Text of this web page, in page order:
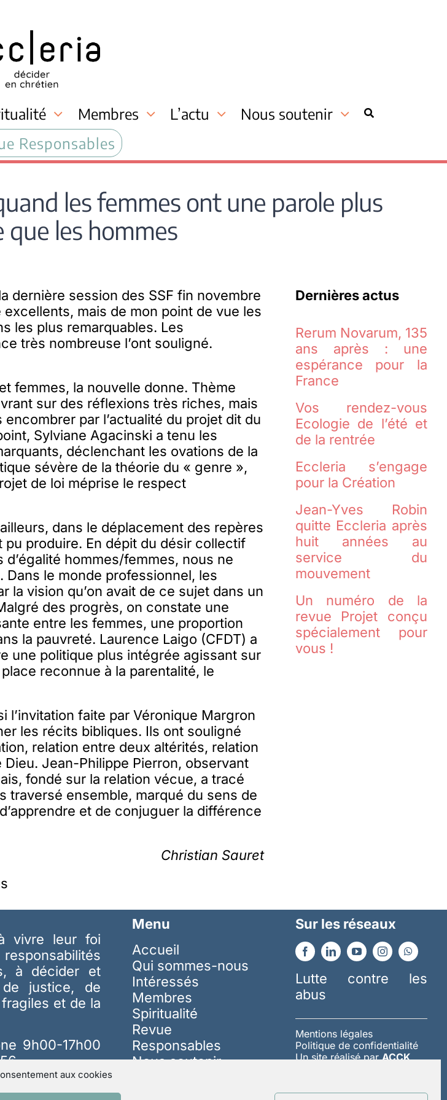
aux cookies
Membres L’actu
Nous soutenir
Responsables
les femmes ont une parole plus
que les hommes
dernière session des SSF fin novembre
excellents, mais de mon point de vue les
les plus remarquables. Les
très nombreuse l’ont souligné.
femmes, la nouvelle donne. Thème
sur des réflexions très riches, mais
encombrer par l’actualité du projet dit du
Sylviane Agacinski a tenu les
déclenchant les ovations de la
sévère de la théorie du « genre »,
de loi méprise le respect
dans le déplacement des repères
pu produire. En dépit du désir collectif
hommes/femmes, nous ne
le monde professionnel, les
la vision qu’on avait de ce sujet dans un
des progrès, on constate une
entre les femmes, une proportion
la pauvreté. Laurence Laigo (CFDT) a
une politique plus intégrée agissant sur
reconnue à la parentalité, le
l’invitation faite par Véronique Margron
les récits bibliques. Ils ont souligné
relation entre deux altérités, relation
Dieu. Jean-Philippe Pierron, observant
fondé sur la relation vécue, a tracé
traversé ensemble, marqué du sens de
et de conjuguer la différence
Christian Sauret
Dernières actus
Rerum Novarum, 135
ans après : une
espérance pour la
France
Vos rendez-vous
Ecologie de l’été et
de la rentrée
Eccleria s’engage
pour la Création
Jean-Yves Robin
quitte Eccleria après
huit années au
service du
mouvement
Un numéro de la
revue Projet conçu
spécialement pour
vous !
vivre leur foi
à décider et
justice, de
et de la
9h00-17h00
Menu
Accueil
Qui sommes-nous
Intéressés
Membres
Spiritualité
Revue
Responsables
Nous soutenir
Sur les réseaux
Lutte contre les
abus
Mentions légales
Politique de confidentialité
Un site réalisé parACCK